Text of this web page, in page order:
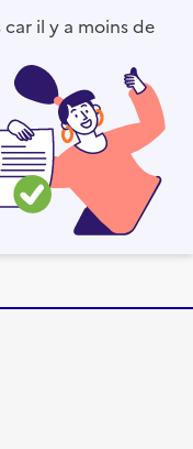
il y a moins de
site